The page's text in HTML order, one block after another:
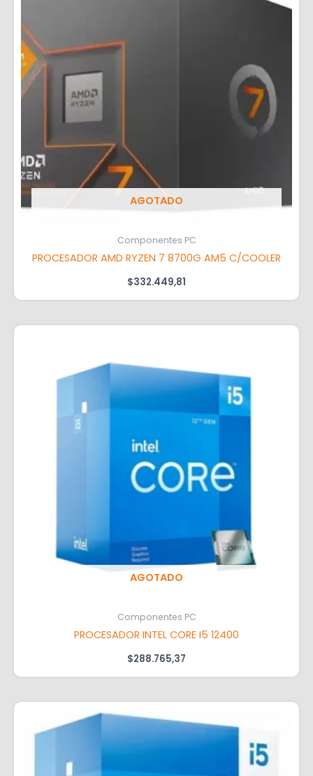
AGOTADO
Componentes PC
PROCESADOR AMD RYZEN 7 8700G AM5 C/COOLER
$332.449,81
AGOTADO
Componentes PC
PROCESADOR INTEL CORE I5 12400
$288.765,37